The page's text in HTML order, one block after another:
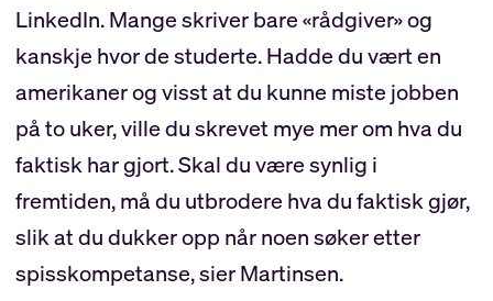
LinkedIn. Mange skriver bare «rådgiver» og
kanskje hvor de studerte. Hadde du vært en
amerikaner og visst at du kunne miste jobben
på to uker, ville du skrevet mye mer om hva du
faktisk har gjort. Skal du være synlig i
fremtiden, må du utbrodere hva du faktisk gjør,
slik at du dukker opp når noen søker etter
spisskompetanse, sier Martinsen.